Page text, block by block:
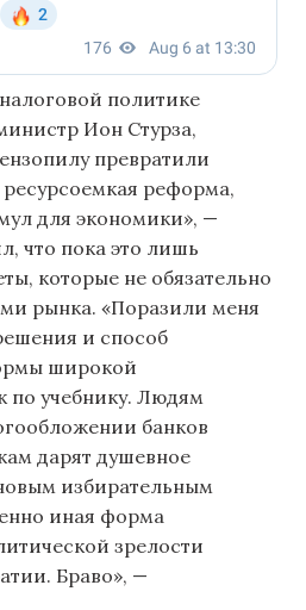
политике
Ион Стурза,
превратили
реформа,
для экономики», —
что пока это лишь
которые не обязательно
рынка. «Поразили меня
и способ
широкой
по учебнику. Людям
банков
дарят душевное
избирательным
иная форма
зрелости
Браво», —